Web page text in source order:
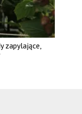
zapylające,